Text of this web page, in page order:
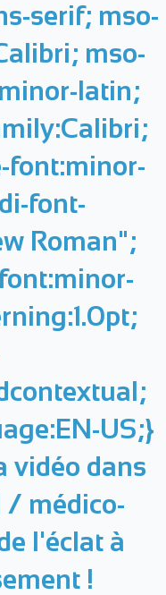
serif; mso-
mso-
latin;
font:minor-
font-
Roman";
US;}
vidéo dans
/ médico-
l'éclat à
!